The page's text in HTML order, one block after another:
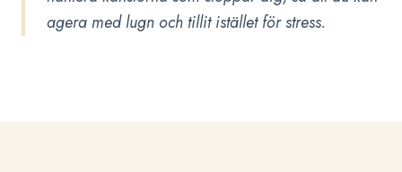
agera med lugn och tillit istället för stress.